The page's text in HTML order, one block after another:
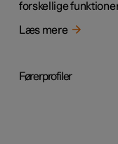
forskellige
Læs mere
Førerprofiler